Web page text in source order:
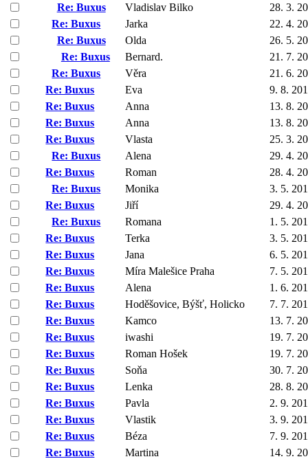
Re: Buxus Vladislav Bilko
28. 3.
Re: Buxus
Jarka
22. 4.
Re: Buxus
Olda
26. 5.
Re: Buxus
Bernard.
21. 7.
Re: Buxus
Věra
21. 6.
Re: Buxus
Eva
9. 8.
Re: Buxus
Anna
13. 8.
Re: Buxus
Anna
13. 8.
Re: Buxus
Vlasta
25. 3.
Re: Buxus
Alena
29. 4.
Re: Buxus
Roman
28. 4.
Re: Buxus
Monika
3. 5.
Re: Buxus
Jiří
29. 4.
Re: Buxus
Romana
1. 5.
Re: Buxus
Terka
3. 5.
Re: Buxus
Jana
6. 5.
Re: Buxus
Míra Malešice Praha
7. 5.
Re: Buxus
Alena
1. 6.
Re: Buxus
Hoděšovice, Býšť, Holicko
7. 7.
Re: Buxus
Kamco
13. 7.
Re: Buxus
iwashi
19. 7.
Re: Buxus
Roman Hošek
19. 7.
Re: Buxus
Soňa
30. 7.
Re: Buxus
Lenka
28. 8.
Re: Buxus
Pavla
2. 9.
Re: Buxus
Vlastik
3. 9.
Re: Buxus
Béza
7. 9.
Re: Buxus
Martina
14. 9.